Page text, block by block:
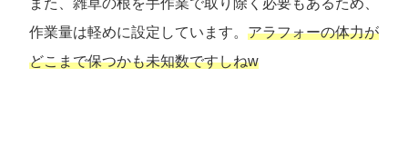
作業量は軽めに設定しています。 アラフォーの体力が
どこまで保つかも未知数ですしねw